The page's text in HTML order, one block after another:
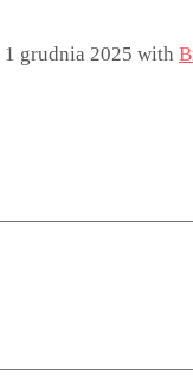
1 grudnia 2025 with